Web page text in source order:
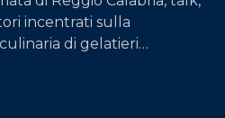
incentrati sulla
di gelatieri